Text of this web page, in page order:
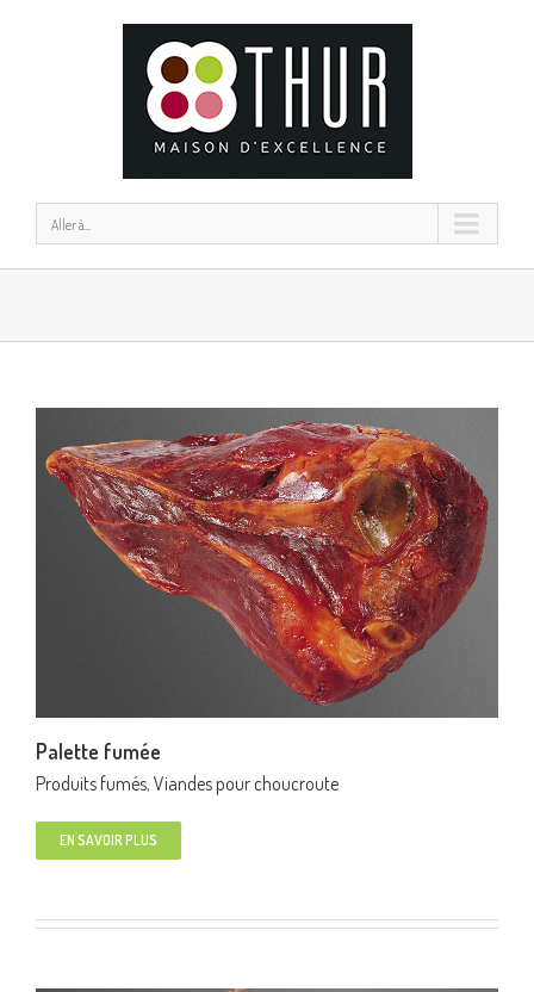
Aller à...
Palette fumée
Produits fumés, Viandes pour choucroute
EN SAVOIR PLUS